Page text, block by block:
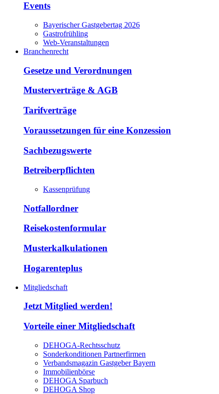
Events
Bayerischer Gastgebertag 2026
Gastrofrühling
Web-Veranstaltungen
Branchenrecht
Gesetze und Verordnungen
Musterverträge & AGB
Tarifverträge
Voraussetzungen für eine Konzession
Sachbezugswerte
Betreiberpflichten
Kassenprüfung
Notfallordner
Reisekostenformular
Musterkalkulationen
Hogarenteplus
Mitgliedschaft
Jetzt Mitglied werden!
Vorteile einer Mitgliedschaft
DEHOGA-Rechtsschutz
Sonderkonditionen Partnerfirmen
Verbandsmagazin Gastgeber Bayern
Immobilienbörse
DEHOGA Sparbuch
DEHOGA Shop